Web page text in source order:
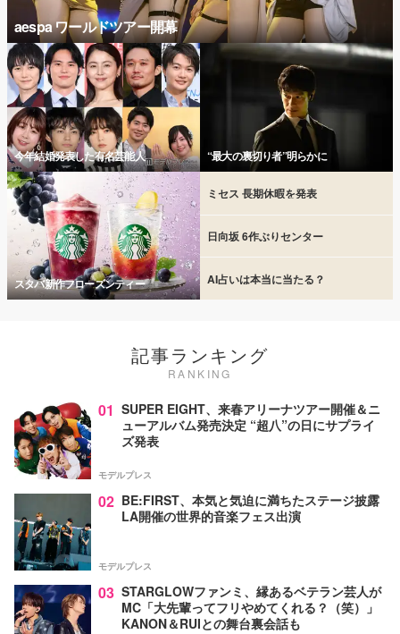
aespa ワールドツアー開幕
今年結婚発表した有名芸能人 “最大の裏切り者”明らかに
スタバ新作フローズンティー
ミセス 長期休暇を発表
日向坂 6作ぶりセンター
AI占いは本当に当たる？
記事ランキング
RANKING
01 SUPER EIGHT、来春アリーナツアー開催＆ニ
ューアルバム発売決定 “超八”の日にサプライ
ズ発表
モデルプレス
02 BE:FIRST、本気と気迫に満ちたステージ披露
LA開催の世界的音楽フェス出演
モデルプレス
03 STARGLOWファンミ、縁あるベテラン芸人が
MC「大先輩ってフリやめてくれる？（笑）」
KANON＆RUIとの舞台裏会話も